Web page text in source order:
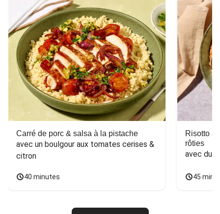
Carré de porc & salsa à la pistache
avec un boulgour aux tomates cerises &
citron
40 minutes
Risotto
rôties
avec du
45